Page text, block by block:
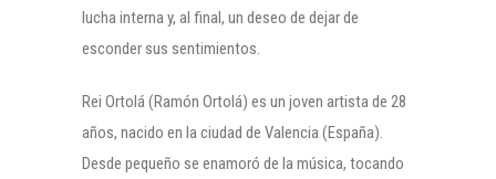
lucha interna y, al final, un deseo de dejar de
esconder sus sentimientos.
Rei Ortolá (Ramón Ortolá) es un joven artista de 28
años, nacido en la ciudad de Valencia (España).
Desde pequeño se enamoró de la música, tocando